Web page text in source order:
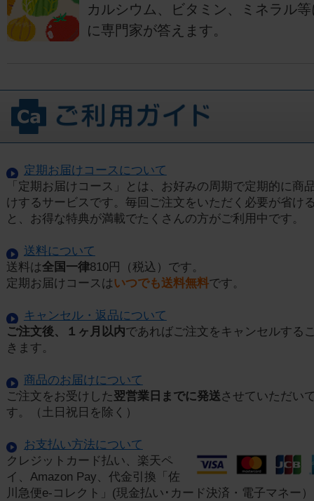
カルシウム、ビタミン、ミネラル
に専門家が答えます。
定期お届けコースについて
「定期お届けコース」とは、お好みの周期で定期的に商
けするサービスです。毎回ご注文をいただく必要が省け
と、お得な特典が満載でたくさんの方がご利用中です。
送料について
送料は全国一律810円（税込）です。
定期お届けコースはいつでも送料無料です。
キャンセル・返品について
ご注文後、１ヶ月以内であればご注文をキャンセルする
きます。
商品のお届けについて
ご注文をお受けした翌営業日までに発送させていただい
す。（土日祝日を除く）
お支払い方法について
クレジットカード払い、楽天ペ
イ、Amazon Pay、代金引換「佐
川急便e-コレクト」(現金払い･カード決済・電子マネー